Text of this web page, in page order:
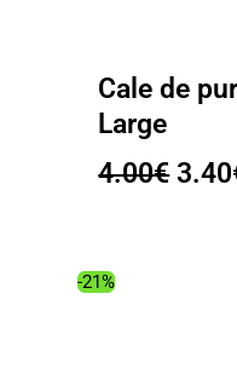
Cale de
Large
4.00€ Le
3.40
-21%